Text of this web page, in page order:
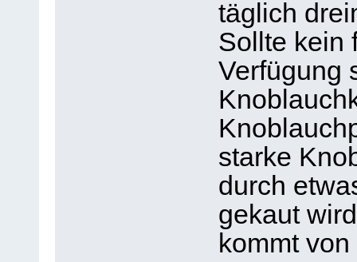
täglich
Sollte kein
Verfügung
starke
durch
gekaut
kommt